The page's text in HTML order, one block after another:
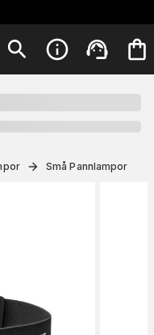
Små Pannlampor